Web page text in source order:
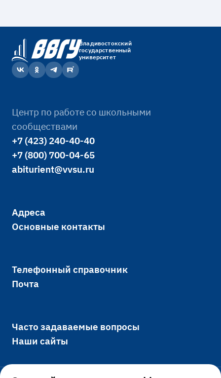
Владивостокский
государственный
университет
Центр по работе со школьными
сообществами
+7 (423) 240-40-40
+7 (800) 700-04-65
abiturient@vvsu.ru
Адреса
Основные контакты
Телефонный справочник
Почта
Часто задаваемые вопросы
Наши сайты